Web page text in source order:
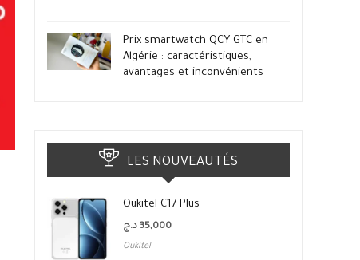
Prix smartwatch QCY GTC en
Algérie : caractéristiques,
avantages et inconvénients
LES NOUVEAUTÉS
Oukitel C17 Plus
35,000 د.ج
Oukitel